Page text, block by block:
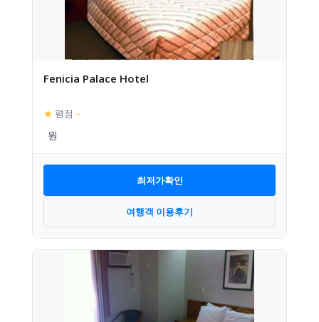
Fenicia Palace Hotel
★ 평점 –
최저가확인
여행객 이용후기